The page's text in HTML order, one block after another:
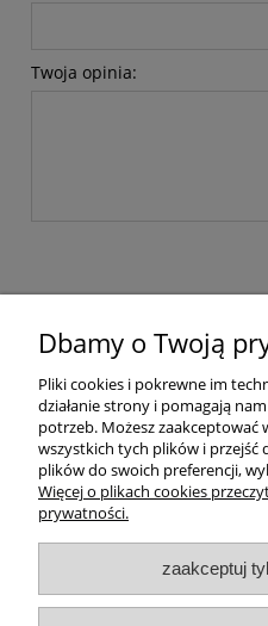
Twoja opinia:
Moje
O
Dbamy o Twoją
Pliki cookies i pokrewne im
działanie strony i pomagają
potrzeb. Możesz zaakceptować
wszystkich tych plików i przejść
plików do swoich preferencji,
Więcej o plikach cookies
prywatności.
zaakceptuj